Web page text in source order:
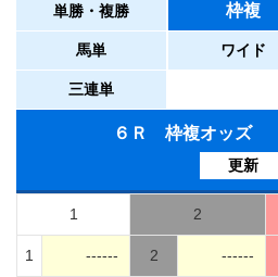
単勝・複勝 枠複
馬単 ワイド
三連単
６Ｒ 枠複オッズ
更新
1 2
1 ------ 2 ------